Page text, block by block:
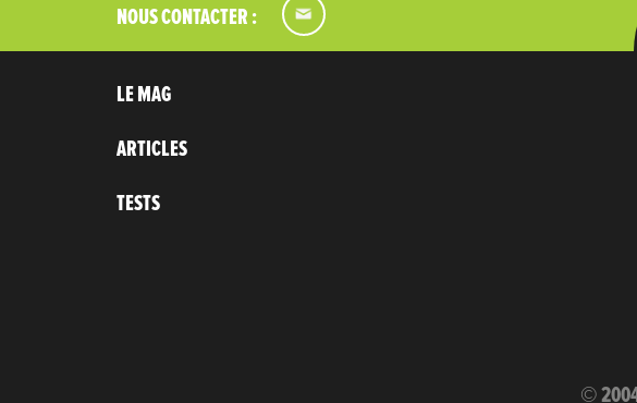
NOUS CONTACTER :
LE MAG
ARTICLES
TESTS
©